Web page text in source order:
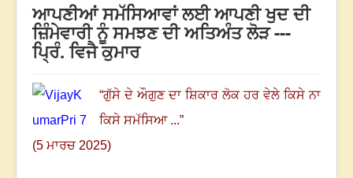
ਰਚਨਾਵਾਂ
ਸਰੋਕਾਰ ਦੇ ਲੇਖਕ
We have 103 guests and no members online
2795521
ਇਸ ਹਫਤੇ22955
ਆਪਣੀਆਂ ਸਮੱਸਿਆਵਾਂ ਲਈ ਆਪਣੀ ਖੁਦ ਦੀ
ਜ਼ਿੰਮੇਵਾਰੀ ਨੂੰ ਸਮਝਣ ਦੀ ਅਤਿਅੰਤ ਲੋੜ ---
ਪ੍ਰਿੰ. ਵਿਜੈ ਕੁਮਾਰ
“ਗੁੱਸੇ ਦੇ ਔਗੁਣ ਦਾ ਸ਼ਿਕਾਰ ਲੋਕ ਹਰ ਵੇਲੇ ਕਿਸੇ ਨਾ
ਕਿਸੇ ਸਮੱਸਿਆ ...”
(5 ਮਾਰਚ 2025)